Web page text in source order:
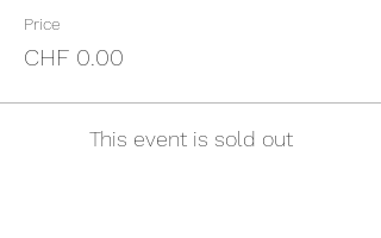
Price
CHF 0.00
This event is sold out